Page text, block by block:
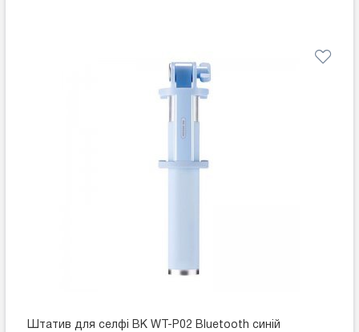
Штатив для селфі ВК WT-P02 Bluetooth синій